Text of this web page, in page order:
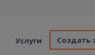
Услуги Создать